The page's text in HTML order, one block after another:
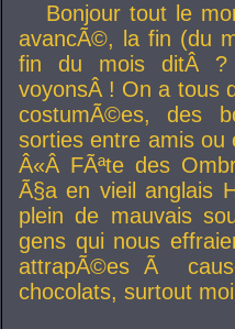
Bonjour tout le
avancÃ©, la fin (du
fin du mois ditÂ ?
voyonsÂ ! On a tous
costumÃ©es, des
sorties entre amis
Â«Â FÃªte des
Ã§a en vieil anglais
plein de mauvais
gens qui nous
attrapÃ©es Ã
chocolats, surtout